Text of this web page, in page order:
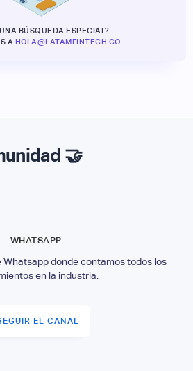
BÚSQUEDA ESPECIAL?
A HOLA@LATAMFINTECH.CO
🤝
WHATSAPP
Whatsapp donde contamos todos los
en la industria.
EL CANAL